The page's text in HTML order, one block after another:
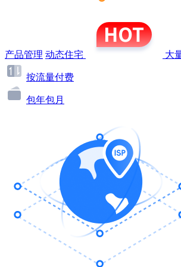
产品管理 动态住宅 大
按流量付费
包年包月